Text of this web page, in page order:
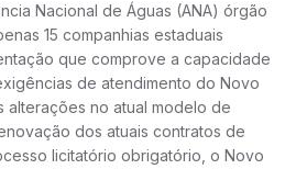
Nacional de Águas (ANA) órgão
15 companhias estaduais
que comprove a capacidade
de atendimento do Novo
alterações no atual modelo de
dos atuais contratos de
licitatório obrigatório, o Novo